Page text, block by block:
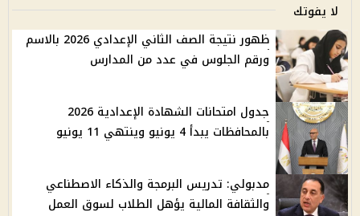
لا يفوتك
ظهور نتيجة الصف الثاني الإعدادي 2026 بالاسم
ورقم الجلوس في عدد من المدارس
جدول امتحانات الشهادة الإعدادية 2026
بالمحافظات يبدأ 4 يونيو وينتهي 11 يونيو
مدبولي: تدريس البرمجة والذكاء الاصطناعي
والثقافة المالية يؤهل الطلاب لسوق العمل